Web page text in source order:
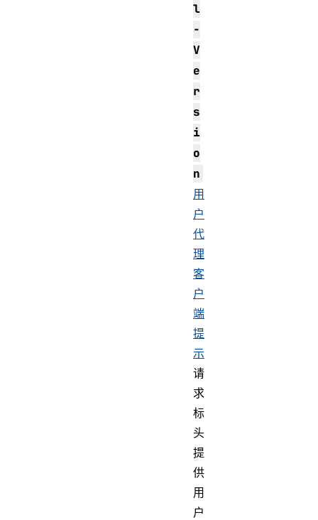
l
-
V
e
r
s
i
o
n
用
户
代
理
客
户
端
提
示
请
求
标
头
提
供
用
户